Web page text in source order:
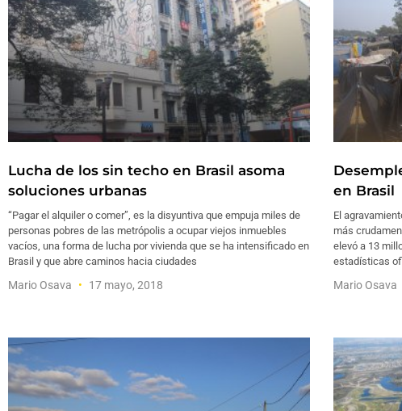
Lucha de los sin techo en Brasil asoma
soluciones urbanas
“Pagar el alquiler o comer”, es la disyuntiva que empuja miles de
personas pobres de las metrópolis a ocupar viejos inmuebles
vacíos, una forma de lucha por vivienda que se ha intensificado en
Brasil y que abre caminos hacia ciudades
Mario Osava 17 mayo, 2018
en Brasil
El
más
elevó a 13
estadísticas
Mario Osava